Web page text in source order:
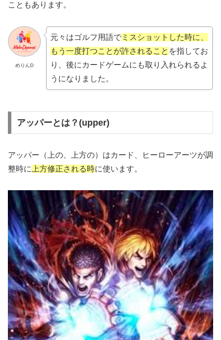
こともあります。
めりんD
元々はゴルフ用語でミスショットした時に、
もう一度打つことが許されること を指してお
り、後にカードゲームにも取り入れられるよ
うになりました。
アッパーとは？(upper)
アッパー（上の、上方の）はカード、ヒーローアーツが調
整時に 上方修正される時に使います。